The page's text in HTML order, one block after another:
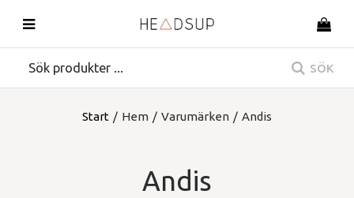
SÖK
Start / Hem / Varumärken / Andis
Andis